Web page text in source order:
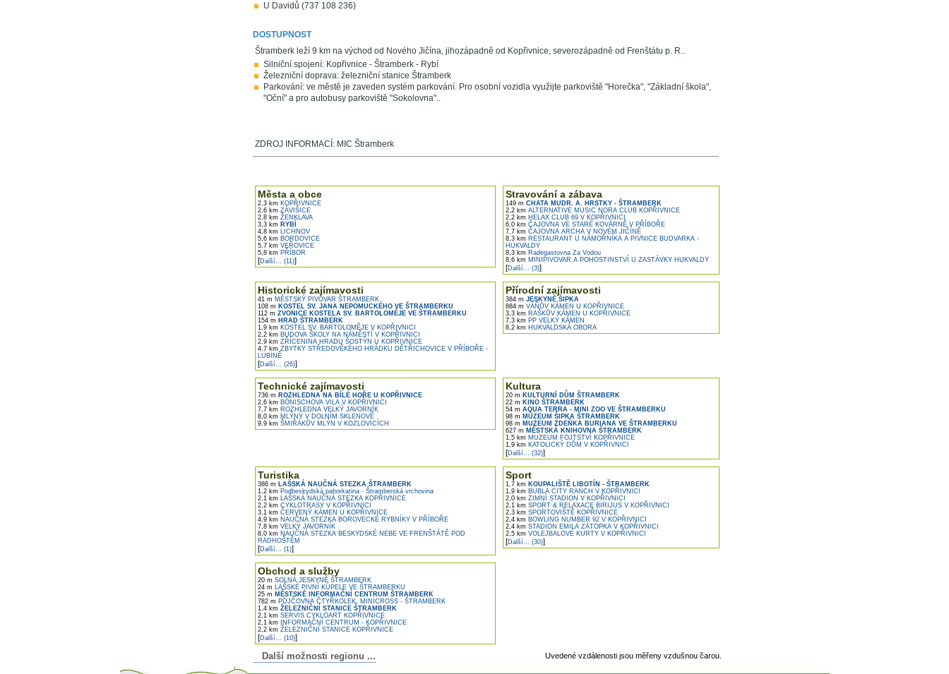
U Davidů (737 108 236)
DOSTUPNOST
Štramberk leží 9 km na východ od Nového Jičína, jihozápadně od Kopřivnice, severozápadně od Frenštátu p. R..
Silniční spojení: Kopřivnice - Štramberk - Rybí
Železniční doprava: železniční stanice Štramberk
Parkování: ve městě je zaveden systém parkování. Pro osobní vozidla využijte parkoviště "Horečka", "Základní škola",
"Oční" a pro autobusy parkoviště "Sokolovna"..
ZDROJ INFORMACÍ: MIC Štramberk
Města a obce
2,3 km KOPŘIVNICE
2,6 km ZÁVIŠICE
2,8 km ŽENKLAVA
3,3 km RYBÍ
4,8 km LICHNOV
5,6 km BORDOVICE
5,7 km VEŘOVICE
5,8 km PŘÍBOR
[Další... (11)]
Stravování a zábava
149 m CHATA MUDR. A. HRSTKY - ŠTRAMBERK
2,2 km ALTERNATIVE MUSIC NORA CLUB KOPŘIVNICE
2,2 km HELAX CLUB 69 V KOPŘIVNICI
6,0 km ČAJOVNA VE STARÉ KOVÁRNĚ V PŘÍBOŘE
7,7 km ČAJOVNA ARCHA V NOVÉM JIČÍNĚ
8,3 km RESTAURANT U NÁMOŘNÍKA A PIVNICE BUDVARKA -
HUKVALDY
8,3 km Radegastovna Za Vodou
8,6 km MINIPIVOVAR A POHOSTINSTVÍ U ZASTÁVKY HUKVALDY
[Další... (3)]
Historické zajímavosti
41 m MĚSTSKÝ PIVOVAR ŠTRAMBERK
108 m KOSTEL SV. JANA NEPOMUCKÉHO VE ŠTRAMBERKU
112 m ZVONICE KOSTELA SV. BARTOLOMĚJE VE ŠTRAMBERKU
154 m HRAD ŠTRAMBERK
1,9 km KOSTEL SV. BARTOLOMĚJE V KOPŘIVNICI
2,2 km BUDOVA ŠKOLY NA NÁMĚSTÍ V KOPŘIVNICI
2,9 km ZŘÍCENINA HRADU ŠOSTÝN U KOPŘIVNICE
4,7 km ZBYTKY STŘEDOVĚKÉHO HRÁDKU DĚTŘICHOVICE V PŘÍBOŘE -
LUBINĚ
[Další... (26)]
Přírodní zajímavosti
384 m JESKYNĚ ŠIPKA
884 m VÁŇŮV KÁMEN U KOPŘIVNICE
3,3 km RAŠKŮV KÁMEN U KOPŘIVNICE
7,3 km PP VELKÝ KÁMEN
8,2 km HUKVALDSKÁ OBORA
Technické zajímavosti
736 m ROZHLEDNA NA BÍLÉ HOŘE U KOPŘIVNICE
2,6 km BÖNISCHOVA VILA V KOPŘIVNICI
7,7 km ROZHLEDNA VELKÝ JAVORNÍK
8,0 km MLÝNY V DOLNÍM SKLENOVĚ
9,9 km ŠMIŘÁKŮV MLÝN V KOZLOVICÍCH
Kultura
20 m KULTURNÍ DŮM ŠTRAMBERK
22 m KINO ŠTRAMBERK
54 m AQUA TERRA - MINI ZOO VE ŠTRAMBERKU
98 m MUZEUM ŠIPKA ŠTRAMBERK
98 m MUZEUM ZDEŇKA BURIANA VE ŠTRAMBERKU
627 m MĚSTSKÁ KNIHOVNA ŠTRAMBERK
1,5 km MUZEUM FOJTSTVÍ KOPŘIVNICE
1,9 km KATOLICKÝ DŮM V KOPŘIVNICI
[Další... (32)]
Turistika
386 m LAŠSKÁ NAUČNÁ STEZKA ŠTRAMBERK
1,2 km Podbeskydská pahorkatina - Štramberská vrchovina
2,1 km LAŠSKÁ NAUČNÁ STEZKA KOPŘIVNICE
2,2 km CYKLOTRASY V KOPŘIVNICI
3,1 km ČERVENÝ KÁMEN U KOPŘIVNICE
4,9 km NAUČNÁ STEZKA BOROVECKÉ RYBNÍKY V PŘÍBOŘE
7,8 km VELKÝ JAVORNÍK
8,0 km NAUČNÁ STEZKA BESKYDSKÉ NEBE VE FRENŠTÁTĚ POD
RADHOŠTĚM
[Další... (1)]
Sport
1,7 km KOUPALIŠTĚ LIBOTÍN - ŠTRAMBERK
1,9 km BUBLA CITY RANCH V KOPŘIVNICI
2,0 km ZIMNÍ STADION V KOPŘIVNICI
2,1 km SPORT & RELAXACE BIRIJUS V KOPŘIVNICI
2,3 km SPORTOVIŠTĚ KOPŘIVNICE
2,4 km BOWLING NUMBER 92 V KOPŘIVNICI
2,4 km STADION EMILA ZÁTOPKA V KOPŘIVNICI
2,5 km VOLEJBALOVÉ KURTY V KOPŘIVNICI
[Další... (30)]
Obchod a služby
20 m SOLNÁ JESKYNĚ ŠTRAMBERK
24 m LAŠSKÉ PIVNÍ KÚPELE VE ŠTRAMBERKU
25 m MĚSTSKÉ INFORMAČNÍ CENTRUM ŠTRAMBERK
782 m PŮJČOVNA ČTYŘKOLEK, MINICROSS - ŠTRAMBERK
1,4 km ŽELEZNIČNÍ STANICE ŠTRAMBERK
2,1 km SERVIS CYKLOART KOPŘIVNICE
2,1 km INFORMAČNÍ CENTRUM - KOPŘIVNICE
2,2 km ŽELEZNIČNÍ STANICE KOPŘIVNICE
[Další... (10)]
Další možnosti regionu ... Uvedené vzdálenosti jsou měřeny vzdušnou čarou.